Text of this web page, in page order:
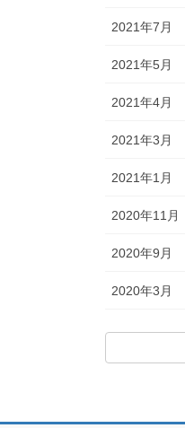
2021年7月
2021年5月
2021年4月
2021年3月
2021年1月
2020年11月
2020年9月
2020年3月